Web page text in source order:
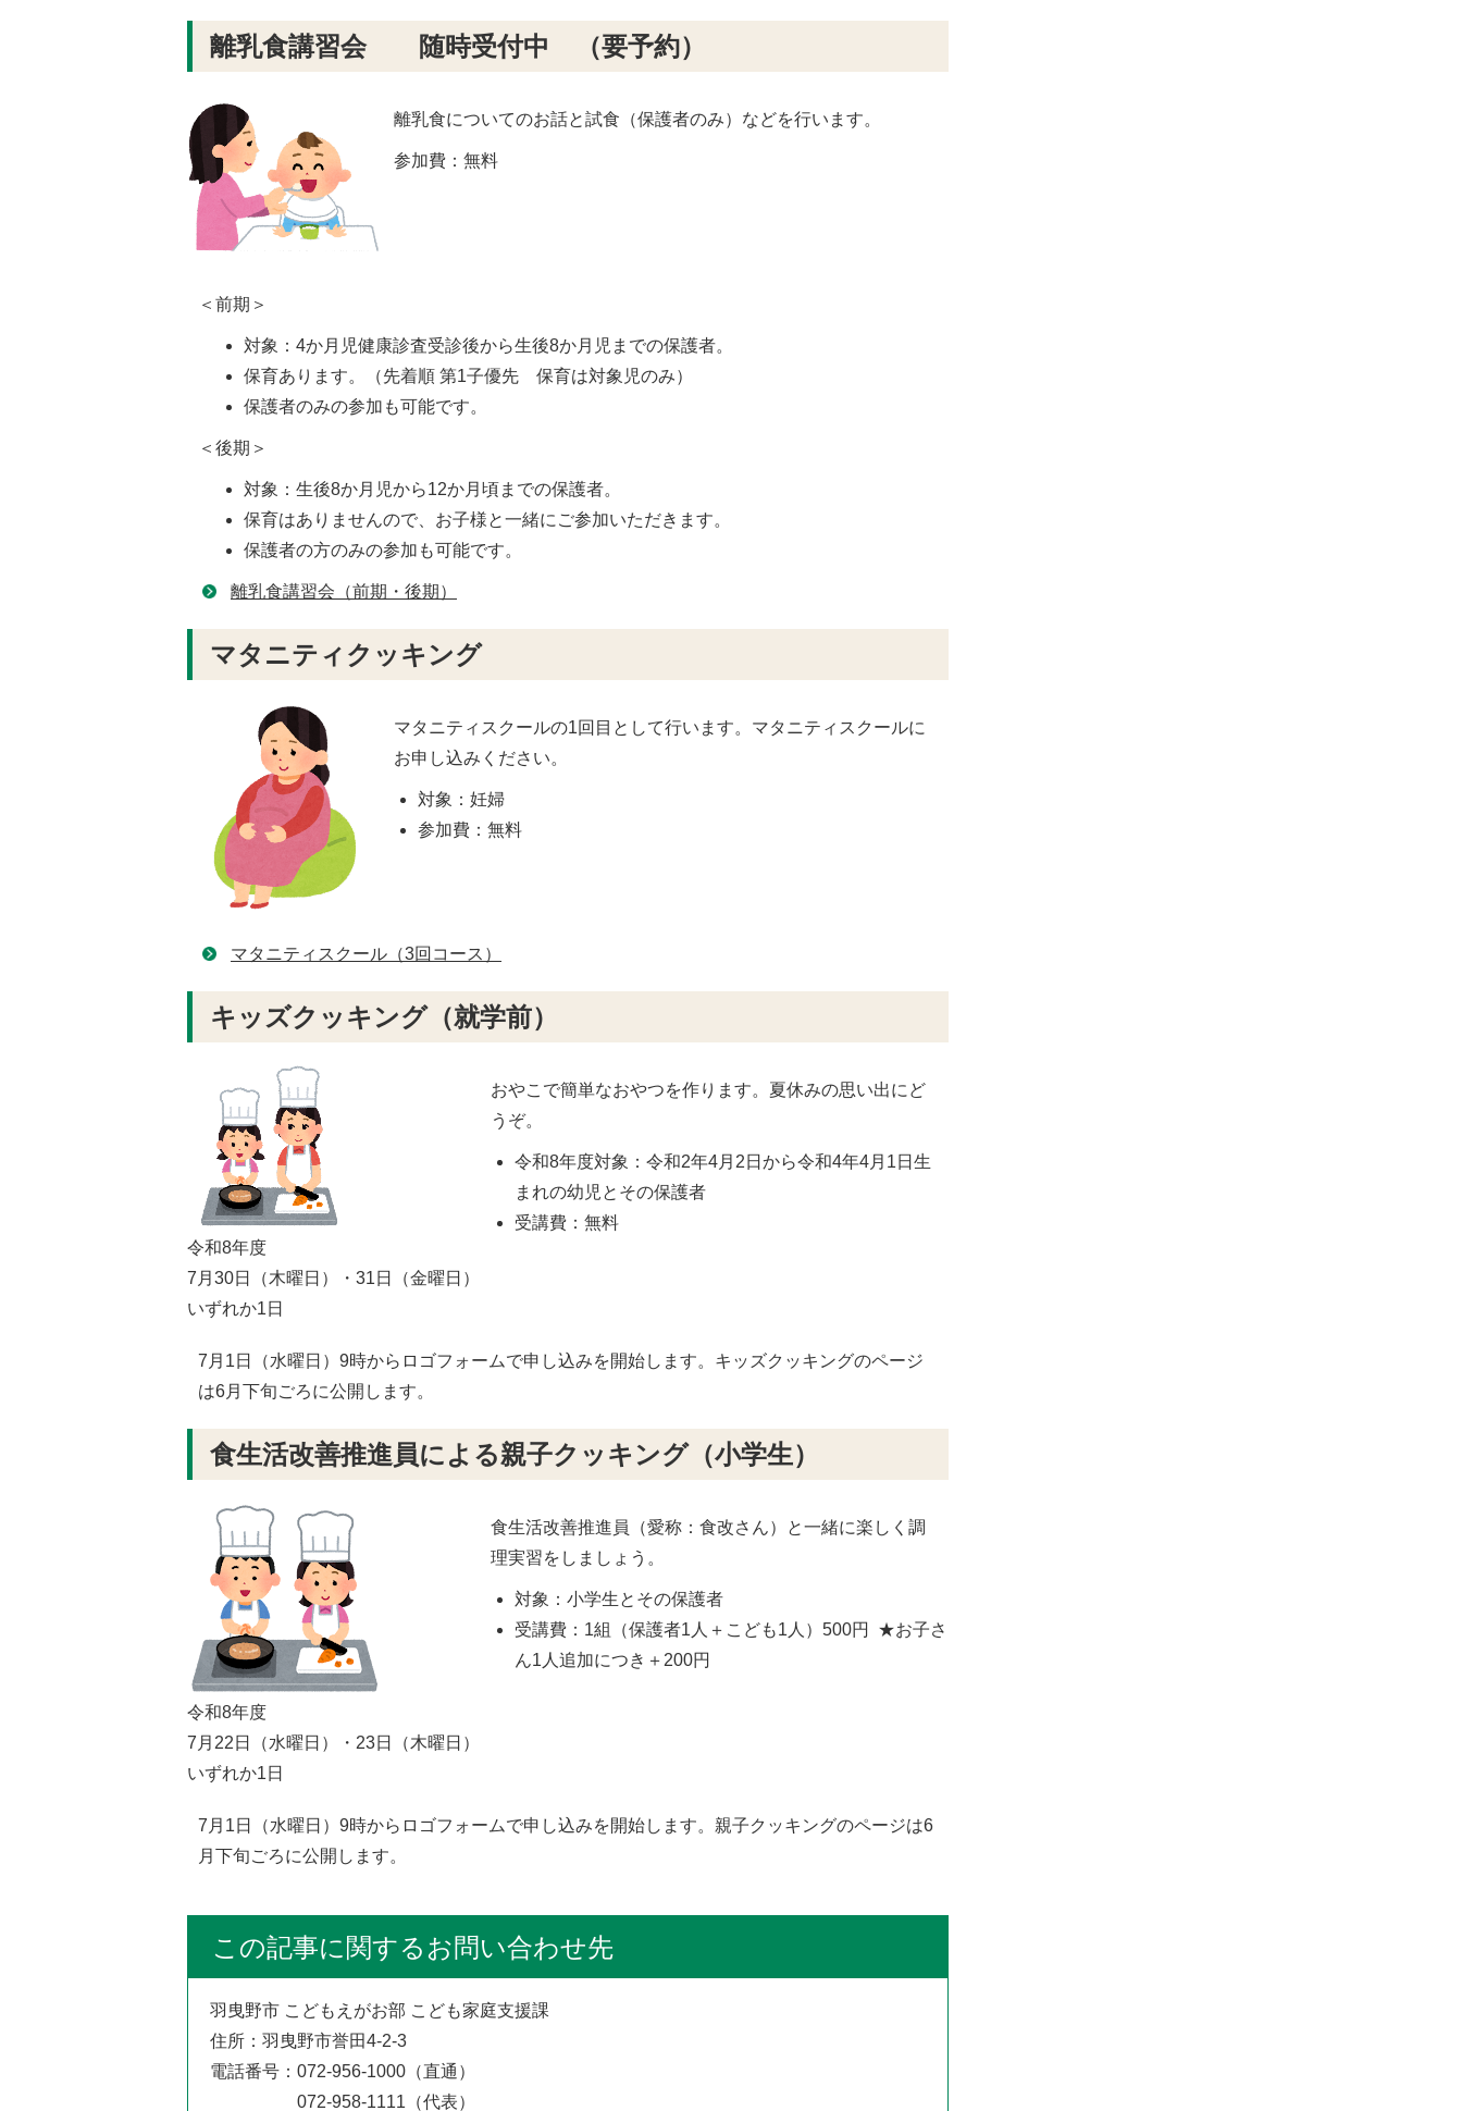
離乳食講習会 随時受付中 （要予約）
離乳食についてのお話と試食（保護者のみ）などを行います。
参加費：無料
＜前期＞
対象：4か月児健康診査受診後から生後8か月児までの保護者。
保育あります。（先着順 第1子優先 保育は対象児のみ）
保護者のみの参加も可能です。
＜後期＞
対象：生後8か月児から12か月頃までの保護者。
保育はありませんので、お子様と一緒にご参加いただきます。
保護者の方のみの参加も可能です。
離乳食講習会（前期・後期）
マタニティクッキング
マタニティスクールの1回目として行います。マタニティスクールに
お申し込みください。
対象：妊婦
参加費：無料
マタニティスクール（3回コース）
キッズクッキング（就学前）
令和8年度
7月30日（木曜日）・31日（金曜日）
いずれか1日
おやこで簡単なおやつを作ります。夏休みの思い出にど
うぞ。
令和8年度対象：令和2年4月2日から令和4年4月1日生
まれの幼児とその保護者
受講費：無料
7月1日（水曜日）9時からロゴフォームで申し込みを開始します。キッズクッキングのページ
は6月下旬ごろに公開します。
食生活改善推進員による親子クッキング（小学生）
令和8年度
7月22日（水曜日）・23日（木曜日）
いずれか1日
食生活改善推進員（愛称：食改さん）と一緒に楽しく調
理実習をしましょう。
対象：⼩学⽣とその保護者
受講費：1組（保護者1人＋こども1人）500円 ★お子さ
ん1人追加につき＋200円
7月1日（水曜日）9時からロゴフォームで申し込みを開始します。親子クッキングのページは6
月下旬ごろに公開します。
この記事に関するお問い合わせ先
羽曳野市 こどもえがお部 こども家庭支援課
住所：羽曳野市誉田4‐2‐3
電話番号：072-956-1000（直通）
072-958-1111（代表）